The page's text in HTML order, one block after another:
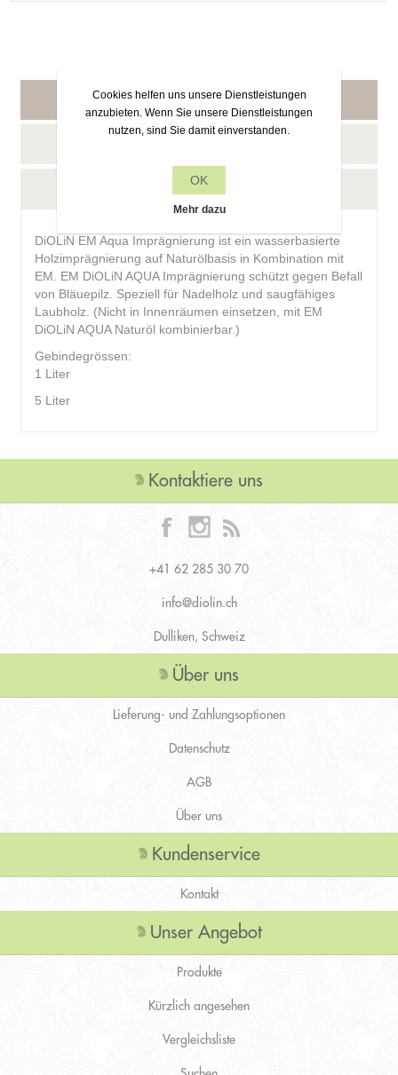
Beschreibung
Frage zu diesem Produkt?
DiOLiN EM Aqua Imprägnierung ist ein wasserbasierte
Holzimprägnierung auf Naturölbasis in Kombination mit
EM. EM DiOLiN AQUA Imprägnierung schützt gegen Befall
von Bläuepilz. Speziell für Nadelholz und saugfähiges
Laubholz. (Nicht in Innenräumen einsetzen, mit EM
DiOLiN AQUA Naturöl kombinierbar.)
Gebindegrössen:
1 Liter
5 Liter
Kontaktiere uns
+41 62 285 30 70
info@diolin.ch
Dulliken, Schweiz
Über uns
Lieferung- und Zahlungsoptionen
Datenschutz
AGB
Über uns
Kundenservice
Kontakt
Unser Angebot
Produkte
Kürzlich angesehen
Vergleichsliste
Cookies helfen uns unsere Dienstleistungen
anzubieten. Wenn Sie unsere Dienstleistungen
nutzen, sind Sie damit einverstanden.
OK
Mehr dazu